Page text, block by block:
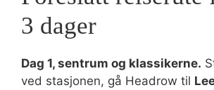
3 dager
Dag 1, sentrum og klassikerne.
ved stasjonen, gå Headrow til